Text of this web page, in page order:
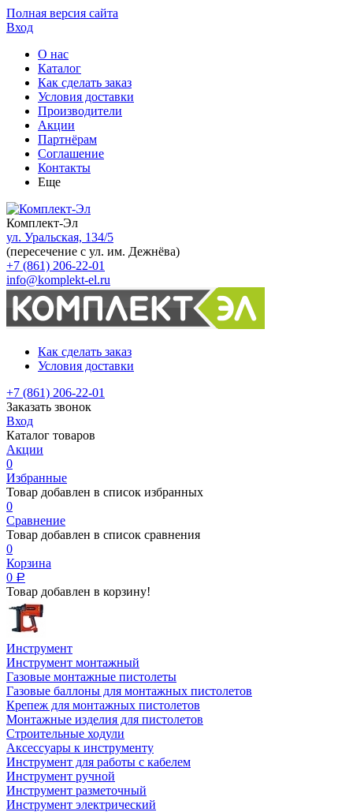
Полная версия сайта
Вход
О нас
Каталог
Как сделать заказ
Условия доставки
Производители
Акции
Партнёрам
Соглашение
Контакты
Еще
Комплект-Эл
ул. Уральская, 134/5
(пересечение с ул. им. Дежнёва)
+7 (861) 206-22-01
info@komplekt-el.ru
Как сделать заказ
Условия доставки
+7 (861) 206-22-01
Заказать звонок
Вход
Каталог товаров
Акции
0
Избранные
Товар добавлен в список избранных
0
Сравнение
Товар добавлен в список сравнения
0
Корзина
0 Р
Товар добавлен в корзину!
Инструмент
Инструмент монтажный
Газовые монтажные пистолеты
Газовые баллоны для монтажных пистолетов
Крепеж для монтажных пистолетов
Монтажные изделия для пистолетов
Строительные ходули
Аксессуары к инструменту
Инструмент для работы с кабелем
Инструмент ручной
Инструмент разметочный
Инструмент электрический